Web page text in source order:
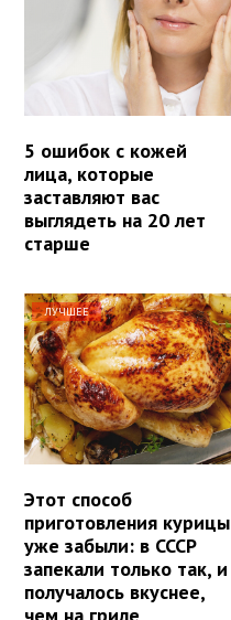
5 ошибок с кожей
лица, которые
заставляют вас
выглядеть на 20 лет
старше
ЛУЧШЕЕ
Этот способ
приготовления курицы
уже забыли: в СССР
запекали только так, и
получалось вкуснее,